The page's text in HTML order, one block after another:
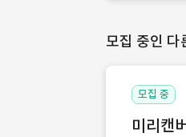
모집 중인 다
모집 중
미리캔